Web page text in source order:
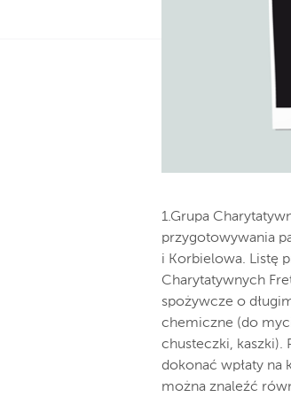
1.Grupa
przygotowywania
i Korbielowa. Listę
Charytatywnych
spożywcze o
chemiczne (do
chusteczki, kaszki).
dokonać wpłaty na
można znaleźć